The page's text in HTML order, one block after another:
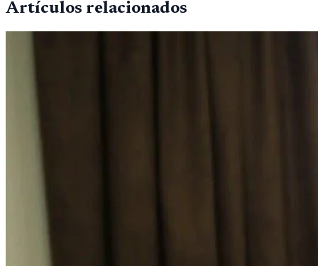
Artículos relacionados